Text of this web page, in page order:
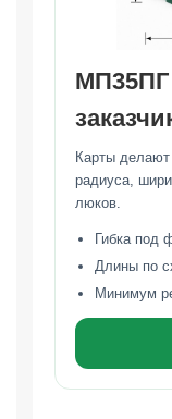
МП35ПГ
Карты делают
радиуса,
люков.
Гибка под
Длины по
Минимум